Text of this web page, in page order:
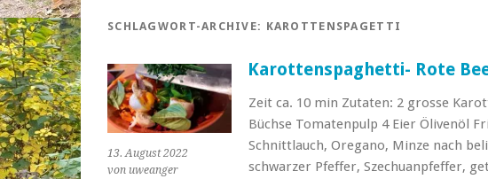
SCHLAGWORT-ARCHIVE: KAROTTENSPAGETTI
13. August 2022
von uweanger
Karottenspaghetti- Rote
Zeit ca. 10 min Zutaten: 2 grosse
Büchse Tomatenpulp 4 Eier Ölivenöl
Schnittlauch, Oregano, Minze nach
schwarzer Pfeffer, Szechuanpfeffer,